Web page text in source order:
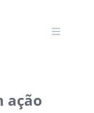
ação